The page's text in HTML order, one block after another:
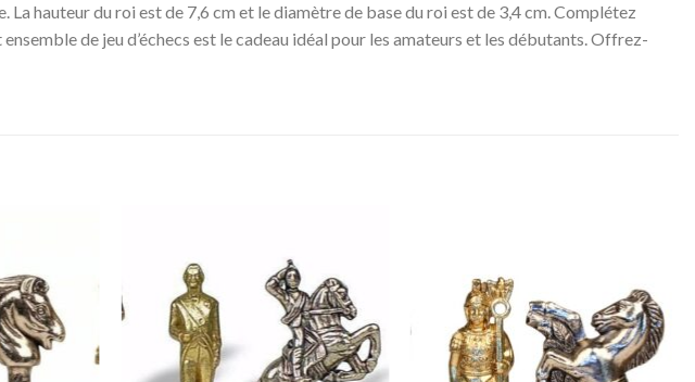
hauteur du roi est de 7,6 cm et le diamètre de base du roi est de 3,4 cm. Complétez
de jeu d’échecs est le cadeau idéal pour les amateurs et les débutants. Offrez-